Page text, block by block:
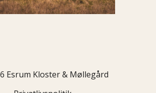
Esrum Kloster & Møllegård